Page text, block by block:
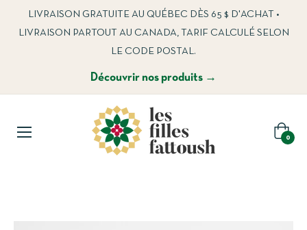
LIVRAISON GRATUITE AU QUÉBEC DÈS 65 $ D'ACHAT •
LIVRAISON PARTOUT AU CANADA, TARIF CALCULÉ SELON
LE CODE POSTAL.
Découvrir nos produits →
Panier
0